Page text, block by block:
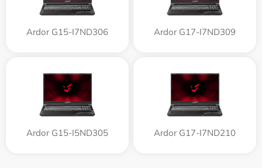
Ardor G15-I7ND306 Ardor G17-I7ND309
Ardor G15-I5ND305 Ardor G17-I7ND210